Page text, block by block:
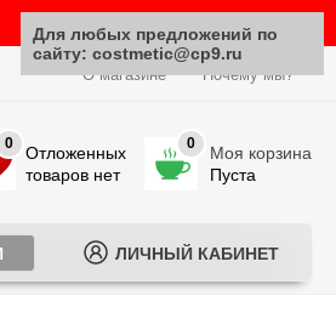
О магазине Почему мы?
0
Отложенных
товаров нет
0
Моя корзина
Пуста
ЛИЧНЫЙ КАБИНЕТ
Для любых предложений по
сайту: costmetic@cp9.ru